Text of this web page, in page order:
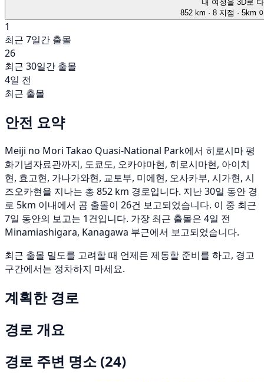
내 여정을 3D로
852 km · 8 지점 · 5km
1
최근 7일간 출몰
26
최근 30일간 출몰
4일 전
최근 출몰
안전 요약
Meiji no Mori Takao Quasi-National Park에서 히로시마 평
화기념자료관까지, 도쿄도, 오카야마현, 히로시마현, 아이치
현, 효고현, 가나가와현, 교토부, 미에현, 오사카부, 시가현, 시
즈오카현을 지나는 총 852 km 경로입니다. 지난 30일 동안 경
로 5km 이내에서 곰 출몰이 26건 보고되었습니다. 이 중 최근
7일 동안의 보고는 1건입니다. 가장 최근 출몰은 4일 전
Minamiashigara, Kanagawa 부근에서 보고되었습니다.
최근 출몰 밀도를 고려할 때 언제든 제동할 준비를 하고, 경고
구간에서는 정차하지 마세요.
계획한 경로
경로 개요
경로 주변 명소 (24)